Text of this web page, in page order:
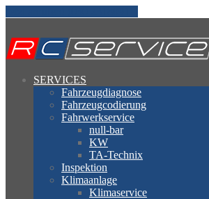
SERVICES
Fahrzeugdiagnose
Fahrzeugcodierung
Fahrwerkservice
null-bar
KW
TA-Technix
Inspektion
Klimaanlage
Klimaservice